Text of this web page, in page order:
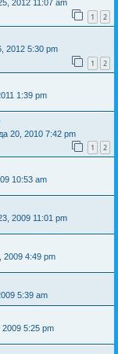
2012 11:07 am
1 2
2012 5:30 pm
1 2
1:39 pm
20, 2010 7:42 pm
1 2
10:53 am
2009 11:01 pm
2009 4:49 pm
5:39 am
5:25 pm